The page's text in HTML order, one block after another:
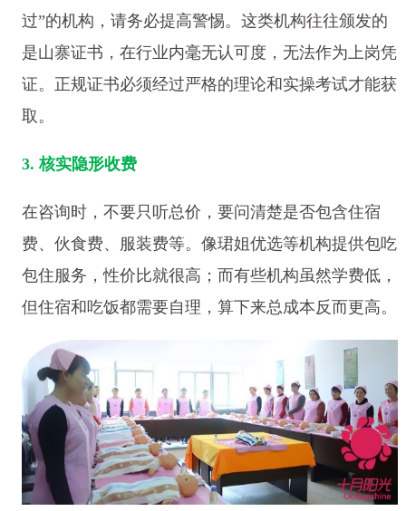
过”的机构，请务必提高警惕。这类机构往往颁发的
是山寨证书，在行业内毫无认可度，无法作为上岗凭
证。正规证书必须经过严格的理论和实操考试才能获
取。
3. 核实隐形收费
在咨询时，不要只听总价，要问清楚是否包含住宿
费、伙食费、服装费等。像珺姐优选等机构提供包吃
包住服务，性价比就很高；而有些机构虽然学费低，
但住宿和吃饭都需要自理，算下来总成本反而更高。